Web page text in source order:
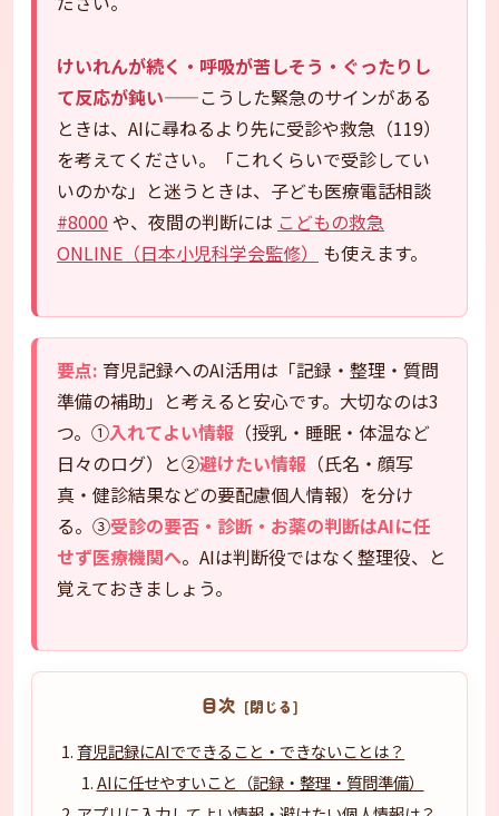
けいれんが続く・呼吸が苦しそう・ぐったりし
て反応が鈍い——こうした緊急のサインがある
ときは、AIに尋ねるより先に受診や救急（119）
を考えてください。「これくらいで受診してい
いのかな」と迷うときは、子ども医療電話相談
#8000 や、夜間の判断には こどもの救急
ONLINE（日本小児科学会監修）
も使えます。
要点: 育児記録へのAI活用は「記録・整理・質問
準備の補助」と考えると安心です。大切なのは3
つ。①入れてよい情報 （授乳・睡眠・体温など
日々のログ）と②避けたい情報 （氏名・顔写
真・健診結果などの要配慮個人情報）を分け
る。③受診の要否・診断・お薬の判断はAIに任
せず医療機関へ。AIは判断役ではなく整理役、と
覚えておきましょう。
目次
育児記録にAIでできること・できないことは？
AIに任せやすいこと（記録・整理・質問準備）